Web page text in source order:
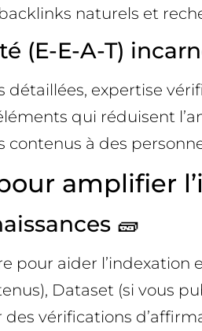
naturels et
(E-E-A-T)
détaillées, expertise
qui réduisent
contenus à des
amplifier
🧱
pour aider
Dataset (si vous
des vérifications